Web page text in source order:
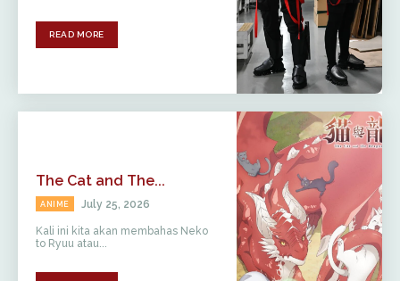
READ MORE
The Cat and The...
ANIME July 25, 2026
Kali ini kita akan membahas Neko
to Ryuu atau...